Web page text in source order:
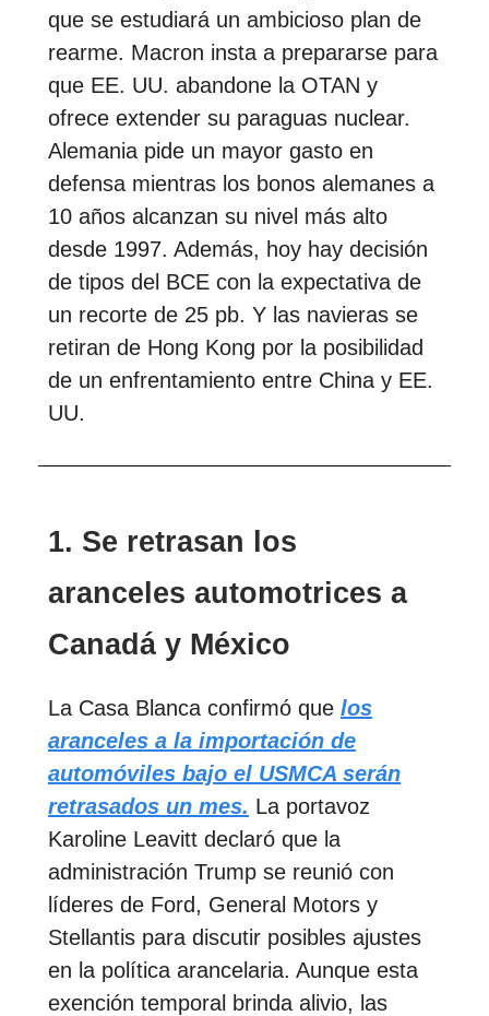
que se estudiará un ambicioso plan de
rearme. Macron insta a prepararse para
que EE. UU. abandone la OTAN y
ofrece extender su paraguas nuclear.
Alemania pide un mayor gasto en
defensa mientras los bonos alemanes a
10 años alcanzan su nivel más alto
desde 1997. Además, hoy hay decisión
de tipos del BCE con la expectativa de
un recorte de 25 pb. Y las navieras se
retiran de Hong Kong por la posibilidad
de un enfrentamiento entre China y EE.
UU.
1. Se retrasan los
aranceles automotrices a
Canadá y México
La Casa Blanca confirmó que los
aranceles a la importación de
automóviles bajo el USMCA serán
retrasados un mes. La portavoz
Karoline Leavitt declaró que la
administración Trump se reunió con
líderes de Ford, General Motors y
Stellantis para discutir posibles ajustes
en la política arancelaria. Aunque esta
exención temporal brinda alivio, las